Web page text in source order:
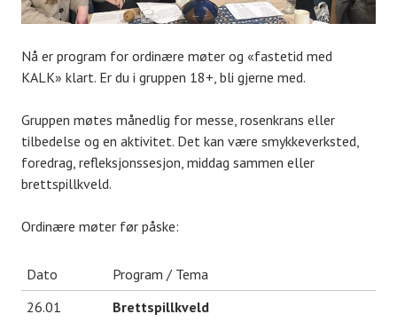
Nå er program for ordinære møter og «fastetid med
KALK» klart. Er du i gruppen 18+, bli gjerne med.
Gruppen møtes månedlig for messe, rosenkrans eller
tilbedelse og en aktivitet. Det kan være smykkeverksted,
foredrag, refleksjonssesjon, middag sammen eller
brettspillkveld.
Ordinære møter før påske:
Dato
Program / Tema
26.01
Brettspillkveld